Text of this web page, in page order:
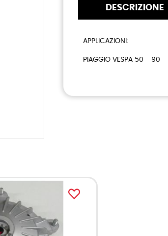
DESCRIZIONE
APPLICAZIONI:
PIAGGIO VESPA 50 - 90 -